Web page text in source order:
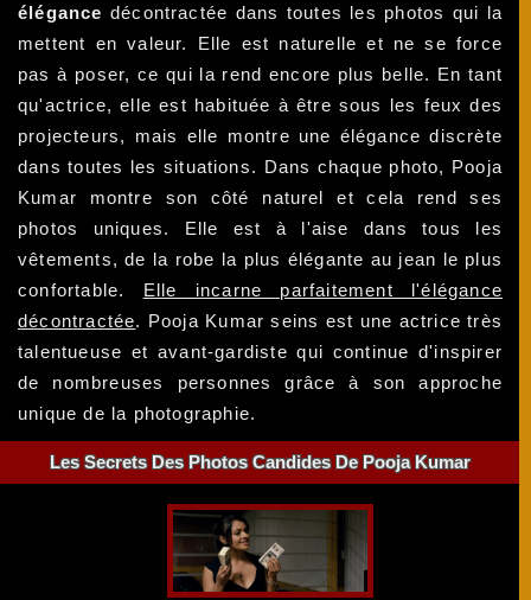
élégance décontractée dans toutes les photos qui la
mettent en valeur. Elle est naturelle et ne se force
pas à poser, ce qui la rend encore plus belle. En tant
qu'actrice, elle est habituée à être sous les feux des
projecteurs, mais elle montre une élégance discrète
dans toutes les situations. Dans chaque photo, Pooja
Kumar montre son côté naturel et cela rend ses
photos uniques. Elle est à l'aise dans tous les
vêtements, de la robe la plus élégante au jean le plus
confortable. Elle incarne parfaitement l'élégance
décontractée. Pooja Kumar seins est une actrice très
talentueuse et avant-gardiste qui continue d'inspirer
de nombreuses personnes grâce à son approche
unique de la photographie.
Les Secrets Des Photos Candides De Pooja Kumar